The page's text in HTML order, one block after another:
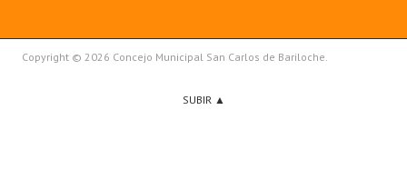
Copyright © 2026 Concejo Municipal San Carlos de Bariloche.
SUBIR ▲